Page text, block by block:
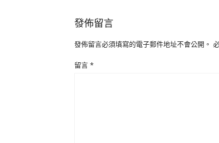
發佈留言
發佈留言必須填寫的電子郵件地址不會公開。
留言 *